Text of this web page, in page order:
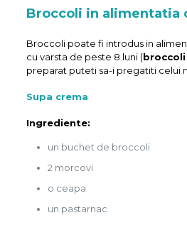
Broccoli in alimentatia
Broccoli poate fi introdus in
cu varsta de peste 8 luni (broccoli
preparat puteti sa-i pregatiti celui
Supa crema
Ingrediente:
un buchet de broccoli
2 morcovi
o ceapa
un pastarnac